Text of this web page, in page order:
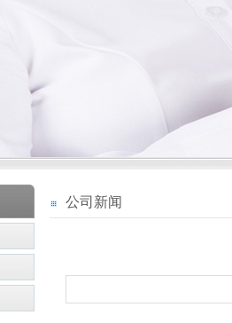
公司新闻